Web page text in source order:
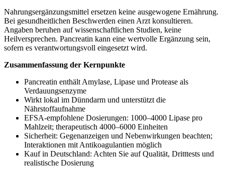
Nahrungsergänzungsmittel ersetzen keine ausgewogene Ernährung.
Bei gesundheitlichen Beschwerden einen Arzt konsultieren.
Angaben beruhen auf wissenschaftlichen Studien, keine
Heilversprechen. Pancreatin kann eine wertvolle Ergänzung sein,
sofern es verantwortungsvoll eingesetzt wird.
Zusammenfassung der Kernpunkte
Pancreatin enthält Amylase, Lipase und Protease als
Verdauungsenzyme
Wirkt lokal im Dünndarm und unterstützt die
Nährstoffaufnahme
EFSA-empfohlene Dosierungen: 1000–4000 Lipase pro
Mahlzeit; therapeutisch 4000–6000 Einheiten
Sicherheit: Gegenanzeigen und Nebenwirkungen beachten;
Interaktionen mit Antikoagulantien möglich
Kauf in Deutschland: Achten Sie auf Qualität, Dritttests und
realistische Dosierung